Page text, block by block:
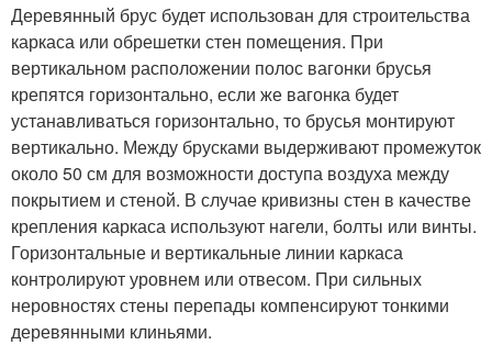
Деревянный брус будет использован для строительства
каркаса или обрешетки стен помещения. При
вертикальном расположении полос вагонки брусья
крепятся горизонтально, если же вагонка будет
устанавливаться горизонтально, то брусья монтируют
вертикально. Между брусками выдерживают промежуток
около 50 см для возможности доступа воздуха между
покрытием и стеной. В случае кривизны стен в качестве
крепления каркаса используют нагели, болты или винты.
Горизонтальные и вертикальные линии каркаса
контролируют уровнем или отвесом. При сильных
неровностях стены перепады компенсируют тонкими
деревянными клиньями.